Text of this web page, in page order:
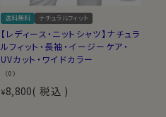
送料無料 ナチュラルフィット
【レディース・ニットシャツ】ナチュラ
ルフィット・長袖・イージーケア・
UVカット・ワイドカラー
（0）
¥8,800 税込